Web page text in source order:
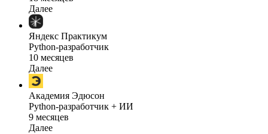
Далее
Яндекс Практикум
Python-разработчик
10 месяцев
Далее
Академия Эдюсон
Python-разработчик + ИИ
9 месяцев
Далее